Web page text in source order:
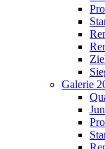
Galerie